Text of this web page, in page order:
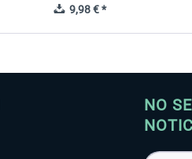
9,98 € *
NO